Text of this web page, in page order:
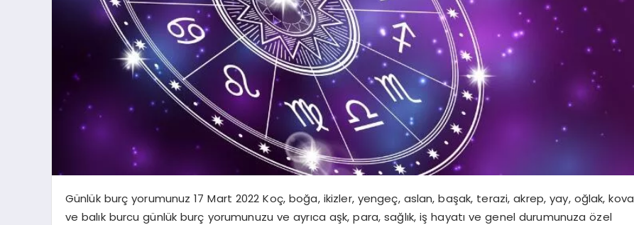
Günlük burç yorumunuz 17 Mart 2022 Koç, boğa, ikizler, yengeç, aslan, başak, terazi, akrep, yay, oğlak, kova
ve balık burcu günlük burç yorumunuzu ve ayrıca aşk, para, sağlık, iş hayatı ve genel durumunuza özel